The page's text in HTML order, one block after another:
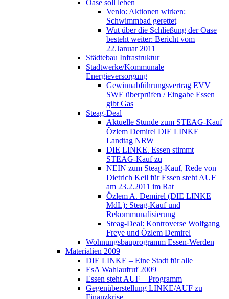
Oase soll leben
Venlo: Aktionen wirken:
Schwimmbad gerettet
Wut über die Schließung der Oase
besteht weiter: Bericht vom
22.Januar 2011
Städtebau Infrastruktur
Stadtwerke/Kommunale
Energieversorgung
Gewinnabführungsvertrag EVV
SWE überprüfen / Eingabe Essen
gibt Gas
Steag-Deal
Aktuelle Stunde zum STEAG-Kauf
Özlem Demirel DIE LINKE
Landtag NRW
DIE LINKE. Essen stimmt
STEAG-Kauf zu
NEIN zum Steag-Kauf, Rede von
Dietrich Keil für Essen steht AUF
am 23.2.2011 im Rat
Özlem A. Demirel (DIE LINKE
MdL): Steag-Kauf und
Rekommunalisierung
Steag-Deal: Kontroverse Wolfgang
Freye und Özlem Demirel
Wohnungsbauprogramm Essen-Werden
Materialien 2009
DIE LINKE – Eine Stadt für alle
EsA Wahlaufruf 2009
Essen steht AUF – Programm
Gegenüberstellung LINKE/AUF zu
Finanzkrise